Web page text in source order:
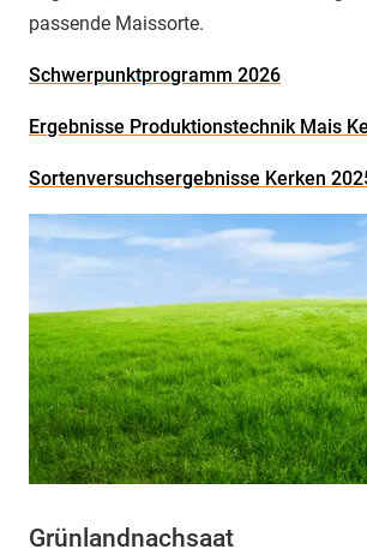
passende Maissorte.
Schwerpunktprogramm 2026
Ergebnisse Produktionstechnik Mais
Sortenversuchsergebnisse Kerken
Grünlandnachsaat